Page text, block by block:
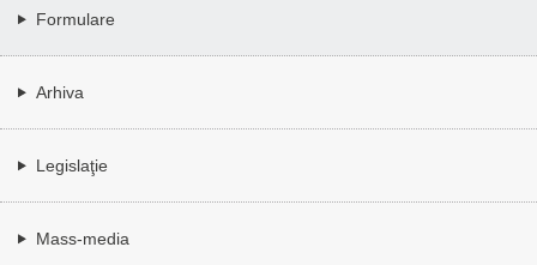
Formulare
Arhiva
Legislaţie
Mass-media